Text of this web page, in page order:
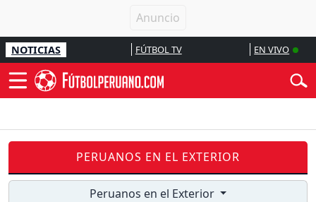
NOTICIAS FÚTBOL TV EN VIVO
PERUANOS EN EL EXTERIOR
Peruanos en el Exterior